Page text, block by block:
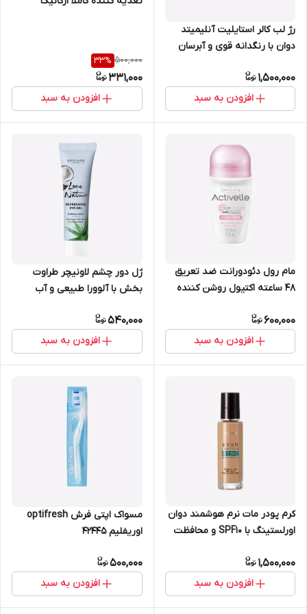
رژ لب کالر استایلیت آنلیمیتد
دوان با رنگدانه قوی و آبرسان
1,500,000
افزودن به سبد
500,000
33%
331,000
افزودن به سبد
مام رول دئودورانت ضد تعریق
48 ساعته اکتیول روشن کننده
600,000
افزودن به سبد
ژل دور چشم لاونیچر طراوت
بخش با آلوورا طبیعی و آب
540,000
افزودن به سبد
کرم پودر مات نرم هوشمند دوان
اورلستینگ با SPF10 و محافظت
1,500,000
افزودن به سبد
مسواک اپتی فرش optifresh
اوریفلیم 42445
500,000
افزودن به سبد